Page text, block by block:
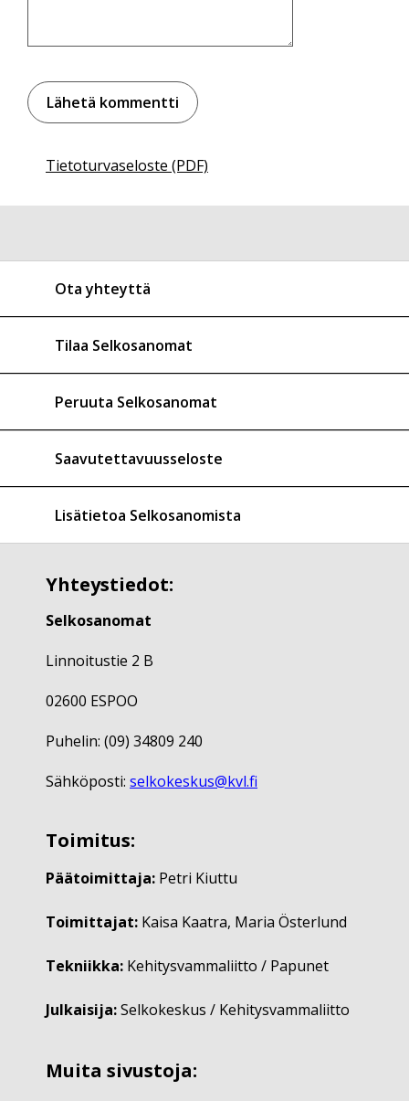
Tietoturvaseloste (PDF)
Ota yhteyttä
Tilaa Selkosanomat
Peruuta Selkosanomat
Saavutettavuusseloste
Lisätietoa Selkosanomista
Yhteystiedot:
Selkosanomat
Linnoitustie 2 B
02600 ESPOO
Puhelin: (09) 34809 240
Sähköposti: selkokeskus@kvl.fi
Toimitus:
Päätoimittaja: Petri Kiuttu
Toimittajat: Kaisa Kaatra, Maria Österlund
Tekniikka: Kehitysvammaliitto / Papunet
Julkaisija:Selkokeskus / Kehitysvammaliitto
Muita sivustoja: